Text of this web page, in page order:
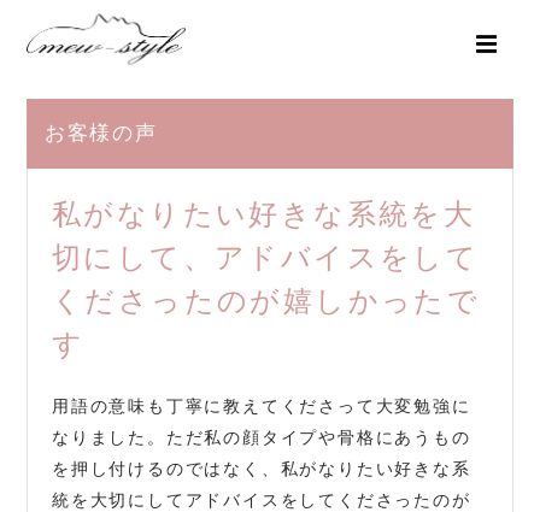
お客様の声
私がなりたい好きな系統を大
切にして、アドバイスをして
くださったのが嬉しかったで
す
用語の意味も丁寧に教えてくださって大変勉強に
なりました。ただ私の顔タイプや骨格にあうもの
を押し付けるのではなく、私がなりたい好きな系
統を大切にしてアドバイスをしてくださったのが